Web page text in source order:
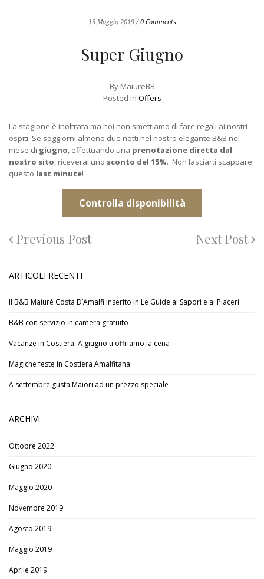
13 Maggio 2019 / 0 Comments
Super Giugno
By MaiureBB
Posted in Offers
La stagione è inoltrata ma noi non smettiamo di fare regali ai nostri
ospiti. Se soggiorni almeno due notti nel nostro elegante B&B nel
mese di giugno, effettuando una prenotazione diretta dal
nostro sito, riceverai uno sconto del 15%. Non lasciarti scappare
questo last minute!
Controlla disponibilità
Previous Post Next Post
ARTICOLI RECENTI
Il B&B Maiurè Costa D’Amalfi inserito in Le Guide ai Sapori e ai Piaceri
B&B con servizio in camera gratuito
Vacanze in Costiera. A giugno ti offriamo la cena
Magiche feste in Costiera Amalfitana
A settembre gusta Maiori ad un prezzo speciale
ARCHIVI
Ottobre 2022
Giugno 2020
Maggio 2020
Novembre 2019
Agosto 2019
Maggio 2019
Aprile 2019